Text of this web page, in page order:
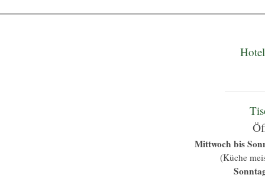
Mittwoch bis
(Küche